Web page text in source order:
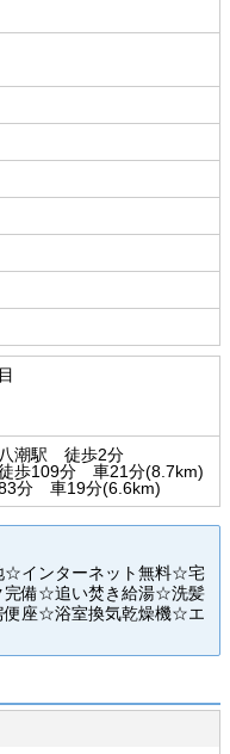
潮駅 徒歩2分
歩109分 車21分(8.7km)
分 車19分(6.6km)
☆インターネット無料☆宅
完備☆追い焚き給湯☆洗髪
便座☆浴室換気乾燥機☆エ